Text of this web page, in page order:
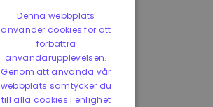
Denna webbplats
använder cookies för att
förbättra
användarupplevelsen.
Genom att använda vår
webbplats samtycker du
till alla cookies i enlighet